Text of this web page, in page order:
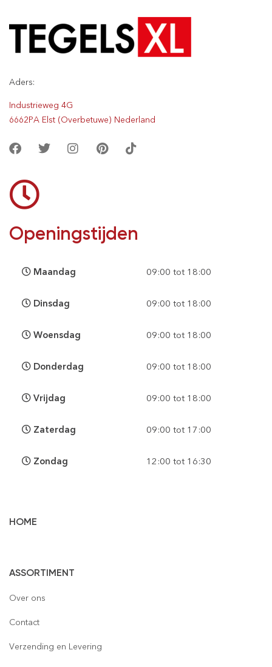
Aders:
Industrieweg 4G
6662PA Elst (Overbetuwe) Nederland
HOME
ASSORTIMENT
Over ons
Contact
Verzending en Levering
Openingstijden
Maandag 09:00 tot 18:00
Dinsdag 09:00 tot 18:00
Woensdag 09:00 tot 18:00
Donderdag 09:00 tot 18:00
Vrijdag 09:00 tot 18:00
Zaterdag 09:00 tot 17:00
Zondag 12:00 tot 16:30